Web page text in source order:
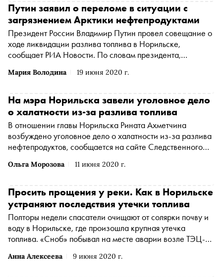
чтобы исключить подобной аварии в будущем
Мария Володина 19 июня 2020 г.
Путин заявил о переломе в ситуации с
загрязнением Арктики нефтепродуктами
Президент России Владимир Путин провел совещание о
ходе ликвидации разлива топлива в Норильске,
сообщает РИА Новости. По словам президента,
локализовали, сейчас специалисты приступили к
заметил Путин, можно было бы избежать, если бы «был
контроль»
Ольга Морозова 11 июня 2020 г.
На мэра Норильска завели уголовное дело
о халатности из-за разлива топлива
В отношении главы Норильска Рината Ахметчина
возбуждено уголовное дело о халатности из-за разлива
нефтепродуктов, сообщается на сайте Следственного
Анна Алексеева 9 июня 2020 г.
Просить прощения у реки. Как в Норильске
устраняют последствия утечки топлива
Полторы недели спасатели очищают от солярки почву и
воду в Норильске, где произошла крупная утечка
топлива. «Сноб» побывал на месте аварии возле ТЭЦ-3